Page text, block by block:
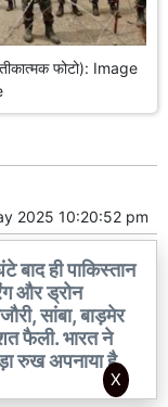
फोटो): Image
2025 10:20:52 pm
बाद ही पाकिस्तान
और ड्रोन
सांबा, बाड़मेर
फैली. भारत ने
रुख अपनाया है.
X